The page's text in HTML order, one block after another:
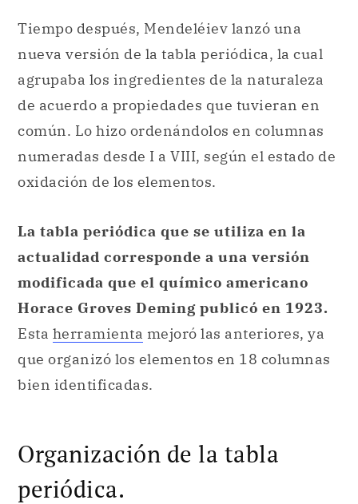
común. Lo hizo ordenándolos en columnas
numeradas desde I a VIII, según el estado de
oxidación de los elementos.
La tabla periódica que se utiliza en la
actualidad corresponde a una versión
modificada que el químico americano
Estaherramientamejoró las anteriores, ya
que organizó los elementos en 18 columnas
bien identificadas.
Organización de la tabla
periódica.
organizada según filas y columnas. Está
compuesta por 118 elementos